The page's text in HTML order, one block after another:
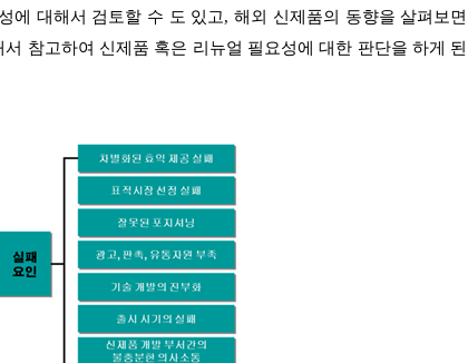
에 대해서 검토할 수 도 있고, 해외 신제품의 동향을 살펴보면
참고하여 신제품 혹은 리뉴얼 필요성에 대한 판단을 하게 된